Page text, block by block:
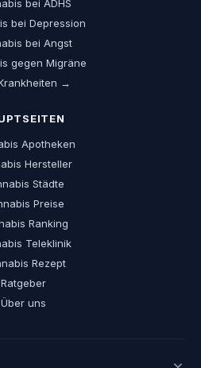
bei ADHS
bei Depression
bei Angst
gegen Migräne
→
Apotheken
Hersteller
Städte
Preise
Ranking
Teleklinik
Rezept
Ratgeber
Über uns